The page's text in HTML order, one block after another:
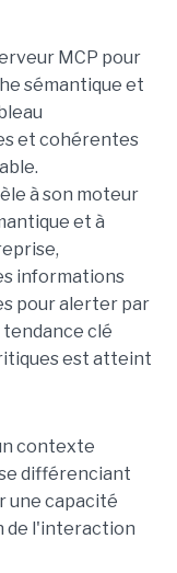
MCP pour
sémantique et
et cohérentes
à son moteur
et à
informations
pour alerter par
tendance clé
est atteint
contexte
différenciant
une capacité
de l'interaction